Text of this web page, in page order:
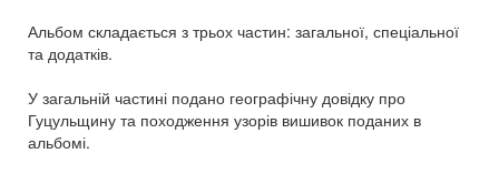
Альбом складається з трьох частин: загальної, спеціальної
та додатків.
У загальній частині подано географічну довідку про
Гуцульщину та походження узорів вишивок поданих в
альбомі.